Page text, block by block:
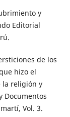
y
Editorial
de los
hizo el
la religión y
Documentos
Vol. 3.